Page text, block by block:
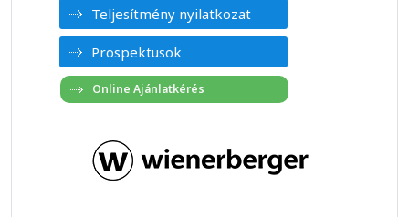
Teljesítmény nyilatkozat
Prospektusok